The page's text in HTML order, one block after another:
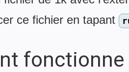
ce fichier en tapant